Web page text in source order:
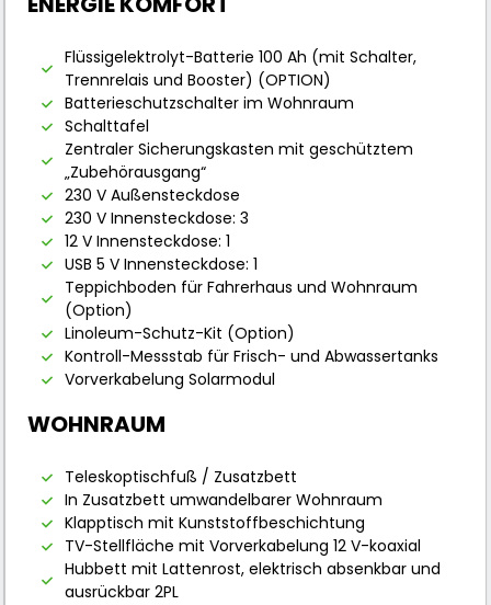
Flüssigelektrolyt-Batterie 100 Ah (mit Schalter,
Trennrelais und Booster) (OPTION)
Batterieschutzschalter im Wohnraum
Schalttafel
Zentraler Sicherungskasten mit geschütztem
„Zubehörausgang“
230 V Außensteckdose
230 V Innensteckdose: 3
12 V Innensteckdose: 1
USB 5 V Innensteckdose: 1
Teppichboden für Fahrerhaus und Wohnraum
(Option)
Linoleum-Schutz-Kit (Option)
Kontroll-Messstab für Frisch- und Abwassertanks
Vorverkabelung Solarmodul
WOHNRAUM
Teleskoptischfuß / Zusatzbett
In Zusatzbett umwandelbarer Wohnraum
Klapptisch mit Kunststoffbeschichtung
TV-Stellfläche mit Vorverkabelung 12 V-koaxial
Hubbett mit Lattenrost, elektrisch absenkbar und
ausrückbar 2PL